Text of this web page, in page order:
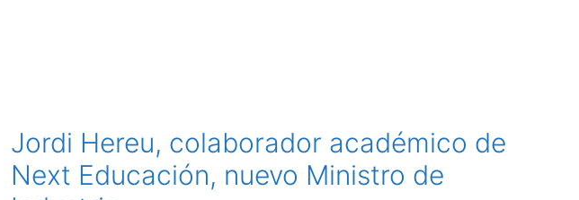
Jordi Hereu, colaborador académico de
Next Educación, nuevo Ministro de